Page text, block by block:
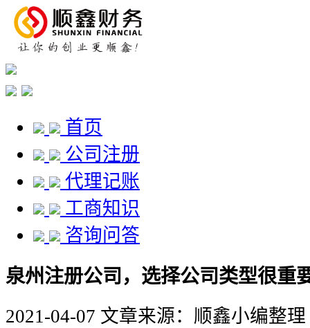
首页
公司注册
代理记账
工商知识
咨询问答
泉州注册公司，选择公司类型很重
2021-04-07 文章来源：顺鑫小编整理